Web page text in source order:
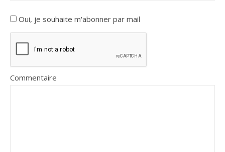
Oui, je souhaite m'abonner par mail
Commentaire